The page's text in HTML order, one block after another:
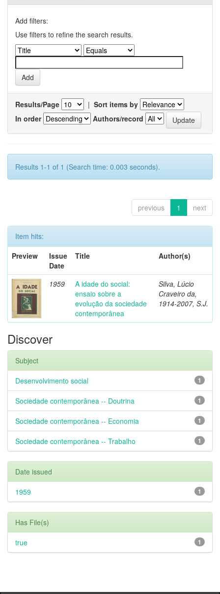
Add filters:
Use filters to refine the search results.
Results/Page | Sort items by
In order
Authors/record
Results 1-1 of 1 (Search time: 0.003 seconds).
previous 1 next
Item hits:
Preview
Issue
Date
Title Author(s)
1959
A idade do social:
ensaio sobre a
evolução da sociedade
contemporânea
Silva, Lúcio
Craveiro da,
1914-2007, S.J.
Discover
Subject
1
Desenvolvimento social
1
Sociedade contemporânea -- Doutrina
1
Sociedade contemporânea -- Economia
1
Sociedade contemporânea -- Trabalho
Date issued
1
1959
Has File(s)
1
true